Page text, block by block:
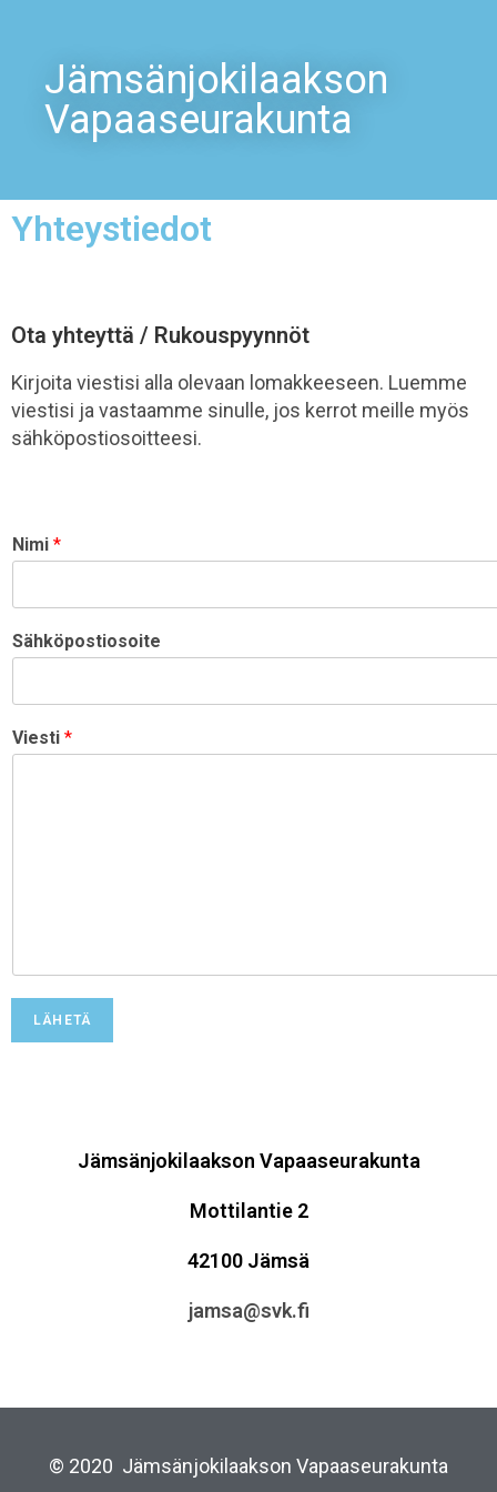
Jämsänjokilaakson
Vapaaseurakunta
Yhteystiedot
Ota yhteyttä / Rukouspyynnöt
Kirjoita viestisi alla olevaan lomakkeeseen. Luemme
viestisi ja vastaamme sinulle, jos kerrot meille myös
sähköpostiosoitteesi.
Nimi *
Sähköpostiosoite
Viesti *
LÄHETÄ
Jämsänjokilaakson Vapaaseurakunta
Mottilantie 2
42100 Jämsä
jamsa@svk.fi
© 2020 Jämsänjokilaakson Vapaaseurakunta